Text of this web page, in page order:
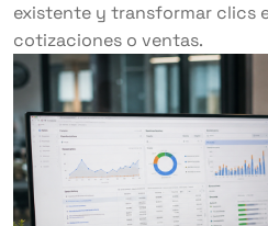
existente y transformar clics
cotizaciones o ventas.